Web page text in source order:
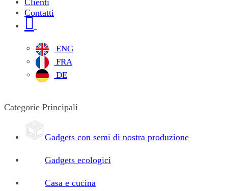
Clienti
Contatti
ENG
FRA
DE
Categorie Principali
Gadgets con semi di nostra produzione
Gadgets ecologici
Casa e cucina